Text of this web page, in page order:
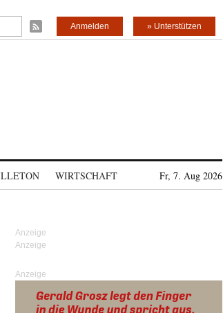
» Unterstützen
Anmelden
WIRTSCHAFT Fr, 7. Aug 2026
Anzeige